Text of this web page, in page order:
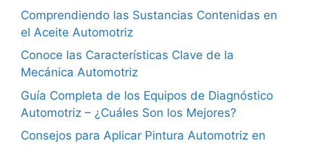
Comprendiendo las Sustancias Contenidas en
el Aceite Automotriz
Conoce las Características Clave de la
Mecánica Automotriz
Guía Completa de los Equipos de Diagnóstico
Automotriz – ¿Cuáles Son los Mejores?
Consejos para Aplicar Pintura Automotriz en